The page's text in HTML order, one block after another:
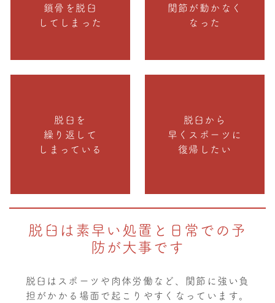
鎖骨を脱臼
してしまった
関節が動かなく
なった
脱臼を
繰り返して
しまっている
脱臼から
早くスポーツに
復帰したい
脱臼は素早い処置と日常での予
防が大事です
脱臼はスポーツや肉体労働など、関節に強い負
担がかかる場面で起こりやすくなっています。